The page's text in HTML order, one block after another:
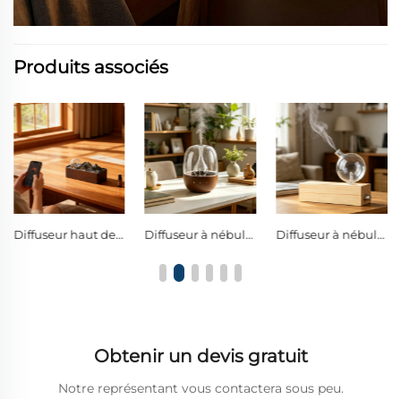
Produits associés
Diffuseur haut de gamme sans eau en verre et bois massif avec fonction Bluetooth pour la musique Diffuseur à nébulisation sans eau pour bois et verre, diffuseur d'huiles essentielles professionnel avec buse anti-fuite et LED à 7 couleurs Diffuseur à nébulisation sans eau en verre borosilicaté et bois massif naturel, avec bouton de commande métallique, diffuseur d’huiles essentielles pures à brume froide pour l’aromathérapie
Obtenir un devis gratuit
Notre représentant vous contactera sous peu.